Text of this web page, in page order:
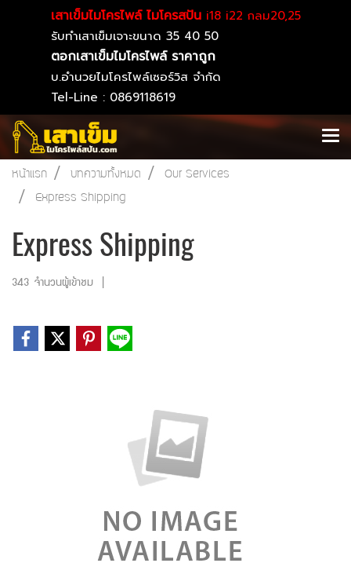
เสาเข็มไมโครไพล์ ไมโครสปันi18 i22 กลม20,25
รับทำเสาเข็มเจาะขนาด 35 40 50
ตอกเสาเข็มไมโครไพล์ ราคาถูก
บ.อำนวยไมโครไพล์เซอร์วิส จำกัด
Tel-Line : 0869118619
หน้าแรก บทความทั้งหมด
Our Services
Express Shipping
Express Shipping
343 จำนวนผู้เข้าชม